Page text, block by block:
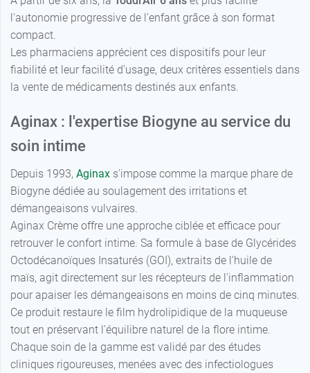
l'autonomie progressive de l'enfant grâce à son format
compact.
Les pharmaciens apprécient ces dispositifs pour leur
fiabilité et leur facilité d'usage, deux critères essentiels dans
la vente de médicaments destinés aux enfants.
Aginax : l'expertise Biogyne au service du
soin intime
Depuis 1993, Aginax s'impose comme la marque phare de
Biogyne dédiée au soulagement des irritations et
démangeaisons vulvaires.
Aginax Crème offre une approche ciblée et efficace pour
retrouver le confort intime. Sa formule à base de Glycérides
Octodécanoïques Insaturés (GOI), extraits de l'huile de
maïs, agit directement sur les récepteurs de l'inflammation
pour apaiser les démangeaisons en moins de cinq minutes.
Ce produit restaure le film hydrolipidique de la muqueuse
tout en préservant l'équilibre naturel de la flore intime.
Chaque soin de la gamme est validé par des études
cliniques rigoureuses, menées avec des infectiologues